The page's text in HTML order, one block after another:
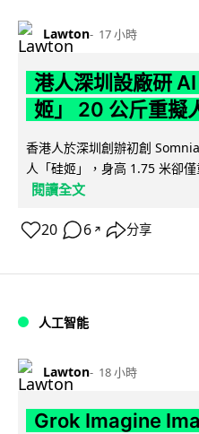
Lawton 17 小時
港人深圳設廠研
姬」 20 公斤重擬
香港人於深圳創辦初創
人「硅姬」，身高 1.75 米卻
閱讀全文
20 6 ↗ 分享
人工智能
Lawton 18 小時
Grok Imagine